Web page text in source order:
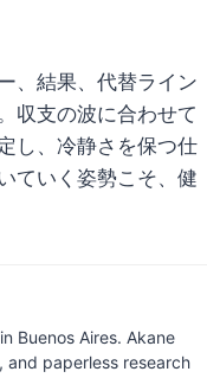
、結果、代替ライン
収支の波に合わせて
し、冷静さを保つ仕
ていく姿勢こそ、健
Buenos Aires. Akane
paperless research